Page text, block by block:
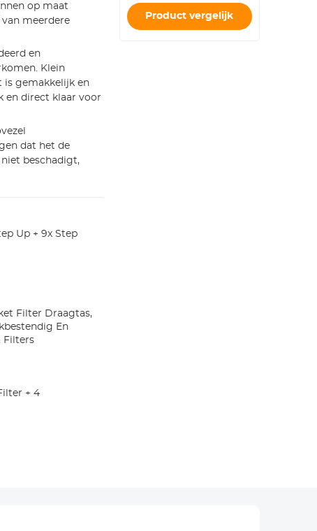
op maat
meerdere
en
Klein
is gemakkelijk en
en direct klaar voor
dat het de
beschadigt,
Up + 9x Step
Filter Draagtas,
En
Filters
+ 4
Product vergelijk